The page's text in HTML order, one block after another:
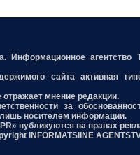
Информационное
сайта активная
отражает мнение редакции.
за
лишь носителем информации.
публикуются на правах
INFORMATSIINE